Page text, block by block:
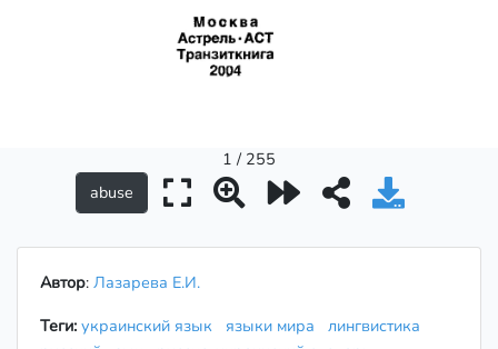
1 / 255
Автор: Лазарева Е.И.
Теги: украинский язык языки мира
лингвистика